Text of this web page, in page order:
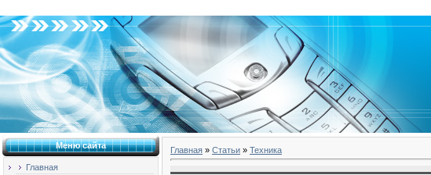
Меню сайта
Главная
Главная » Статьи » Техника